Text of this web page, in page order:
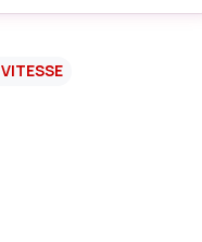
VITESSE